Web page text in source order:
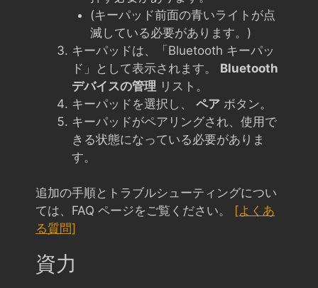
(キーパッド前面の青いライトが点
滅している必要があります。)
キーパッドは、「Bluetooth キーパッ
ド」として表示されます。 Bluetooth
デバイスの管理 リスト。
キーパッドを選択し、 ペア ボタン。
キーパッドがペアリングされ、使用で
きる状態になっている必要がありま
す。
追加の手順とトラブルシューティングについ
ては、FAQ ページをご覧ください。
[よくあ
る質問]
資力